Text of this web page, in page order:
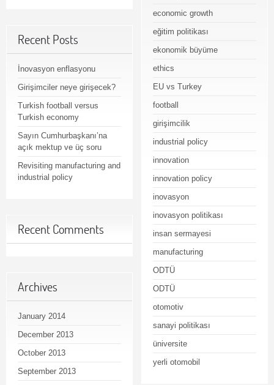
Recent Posts
İnovasyon enflasyonu
Girişimciler neye girişecek?
Turkish football versus
Turkish economy
Sayın Cumhurbaşkanı’na
açık mektup ve üç soru
Revisiting manufacturing and
industrial policy
Recent Comments
Archives
January 2014
December 2013
October 2013
September 2013
economic growth
eğitim politikası
ekonomik büyüme
ethics
EU vs Turkey
football
girişimcilik
industrial policy
innovation
innovation policy
inovasyon
inovasyon politikası
insan sermayesi
manufacturing
ODTÜ
ODTÜ
otomotiv
sanayi politikası
üniversite
yerli otomobil